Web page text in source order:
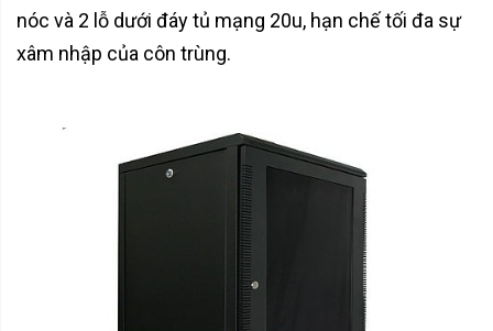
nóc và 2 lỗ dưới đáy tủ mạng 20u, hạn chế tối đa sự
xâm nhập của côn trùng.